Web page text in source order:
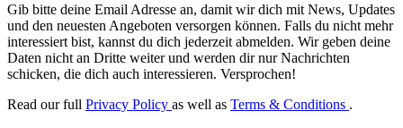
Gib bitte deine Email Adresse an, damit wir dich mit News, Updates
und den neuesten Angeboten versorgen können. Falls du nicht mehr
interessiert bist, kannst du dich jederzeit abmelden. Wir geben deine
Daten nicht an Dritte weiter und werden dir nur Nachrichten
schicken, die dich auch interessieren. Versprochen!
Read our full Privacy Policy as well as Terms & Conditions .